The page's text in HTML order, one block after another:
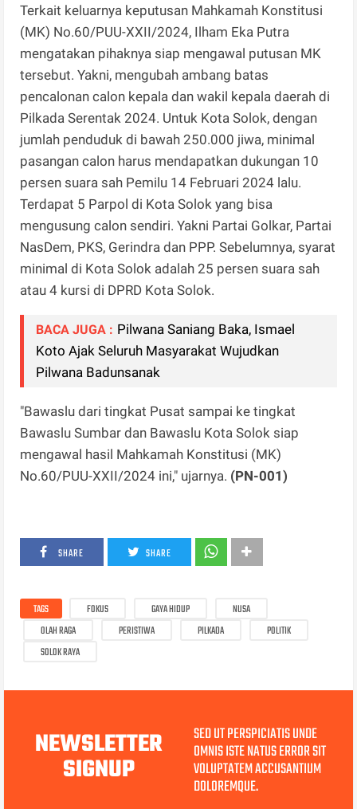
Terkait keluarnya keputusan Mahkamah Konstitusi
(MK) No.60/PUU-XXII/2024, Ilham Eka Putra
mengatakan pihaknya siap mengawal putusan MK
tersebut. Yakni, mengubah ambang batas
pencalonan calon kepala dan wakil kepala daerah di
Pilkada Serentak 2024. Untuk Kota Solok, dengan
jumlah penduduk di bawah 250.000 jiwa, minimal
pasangan calon harus mendapatkan dukungan 10
persen suara sah Pemilu 14 Februari 2024 lalu.
Terdapat 5 Parpol di Kota Solok yang bisa
mengusung calon sendiri. Yakni Partai Golkar, Partai
NasDem, PKS, Gerindra dan PPP. Sebelumnya, syarat
minimal di Kota Solok adalah 25 persen suara sah
atau 4 kursi di DPRD Kota Solok.
BACA JUGA : Pilwana Saniang Baka, Ismael
Koto Ajak Seluruh Masyarakat Wujudkan
Pilwana Badunsanak
"Bawaslu dari tingkat Pusat sampai ke tingkat
Bawaslu Sumbar dan Bawaslu Kota Solok siap
mengawal hasil Mahkamah Konstitusi (MK)
No.60/PUU-XXII/2024 ini," ujarnya. (PN-001)
SHARE SHARE
TAGS FOKUS GAYA HIDUP
NUSA
OLAH RAGA
PERISTIWA PILKADA
POLITIK
SOLOK RAYA
NEWSLETTER
SIGNUP
SED UT PERSPICIATIS UNDE
OMNIS ISTE NATUS ERROR SIT
VOLUPTATEM ACCUSANTIUM
DOLOREMQUE.